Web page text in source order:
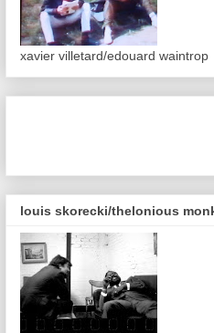
xavier villetard/edouard waintrop
louis skorecki/thelonious